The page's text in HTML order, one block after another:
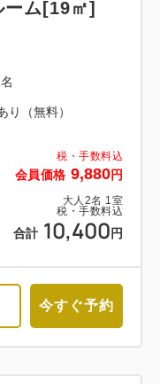
税・手数料込
会員価格 9,880円
大人 2名 1 室
税・手数料込
合計 10,400 円
ーム[19㎡]
り（無料）
今すぐ予約